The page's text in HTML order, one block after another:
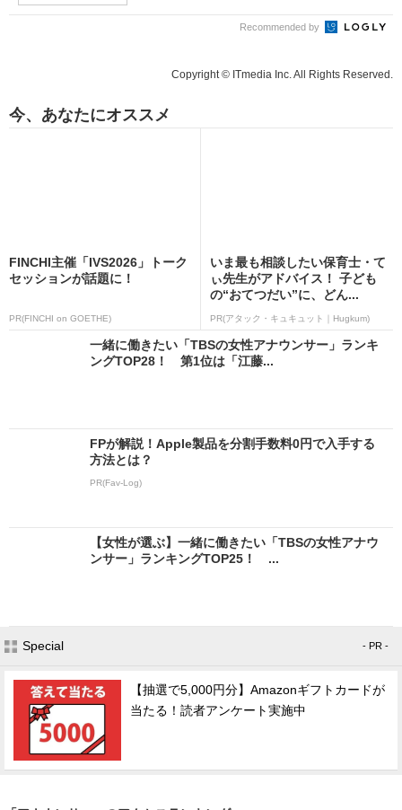
Recommended by
Copyright © ITmedia Inc. All Rights Reserved.
今、あなたにオススメ
FINCHI主催「IVS2026」トーク
セッションが話題に！
PR(FINCHI on GOETHE)
いま最も相談したい保育士・て
ぃ先生がアドバイス！ 子ども
の“おてつだい”に、どん...
PR(アタック・キュキュット｜Hugkum)
一緒に働きたい「TBSの女性アナウンサー」ランキ
ングTOP28！ 第1位は「江藤...
FPが解説！Apple製品を分割手数料0円で入手する
方法とは？
PR(Fav-Log)
【女性が選ぶ】一緒に働きたい「TBSの女性アナウ
ンサー」ランキングTOP25！ ...
Special - PR -
【抽選で5,000円分】Amazonギフトカードが
当たる！読者アンケート実施中